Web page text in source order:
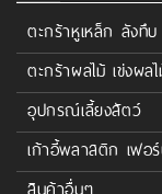
ตะกร้าหูเหล็ก ลังทึ
ตะกร้าผลไม้ เข่งผล
อุปกรณ์เลี้ยงสัตว์
เก้าอี้พลาสติก เฟอร์